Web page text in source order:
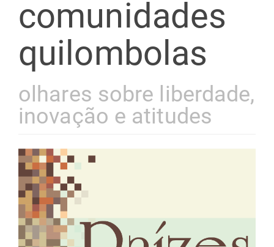
comunidades
quilombolas
olhares sobre liberdade,
inovação e atitudes
Barra
lateral
de